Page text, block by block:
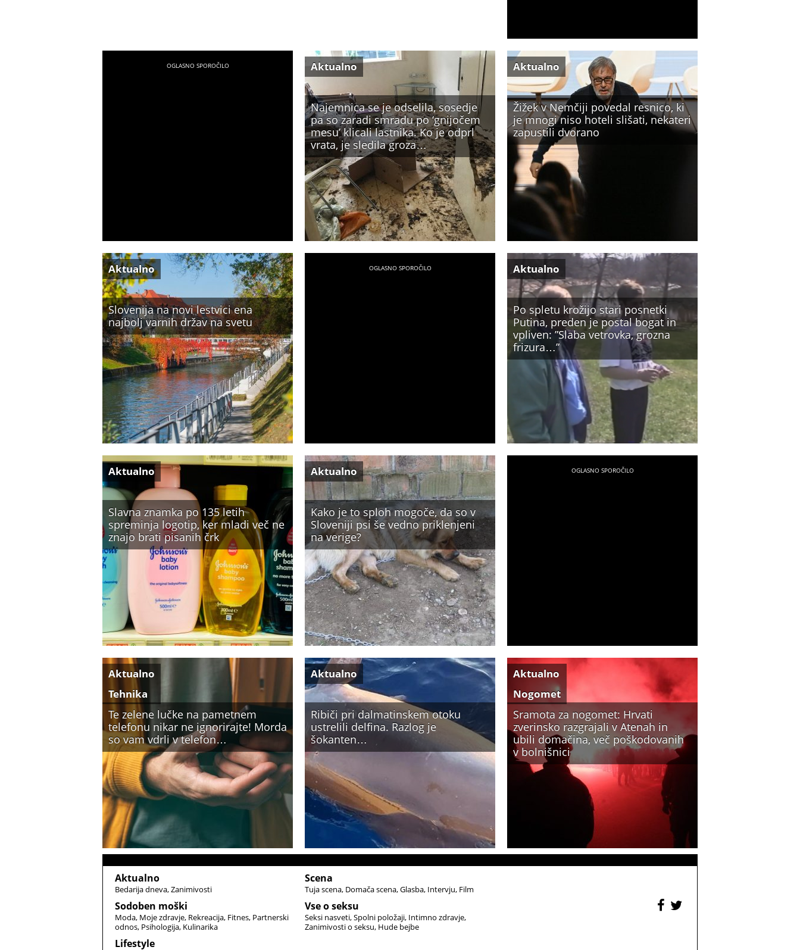
Najemnica se je odselila, sosedje
pa so zaradi smradu po ‘gnijočem
mesu’ klicali lastnika. Ko je odprl
vrata, je sledila groza…
Aktualno
Žižek v Nemčiji povedal resnico, ki
je mnogi niso hoteli slišati, nekateri
zapustili dvorano
Aktualno
Slovenija na novi lestvici ena
najbolj varnih držav na svetu
Aktualno
Po spletu krožijo stari posnetki
Putina, preden je postal bogat in
vpliven: ”Slaba vetrovka, grozna
frizura…”
Aktualno
Slavna znamka po 135 letih
spreminja logotip, ker mladi več ne
znajo brati pisanih črk
Aktualno
Kako je to sploh mogoče, da so v
Sloveniji psi še vedno priklenjeni
na verige?
Aktualno
Te zelene lučke na pametnem
telefonu nikar ne ignorirajte! Morda
so vam vdrli v telefon…
Aktualno
Tehnika
Ribiči pri dalmatinskem otoku
ustrelili delfina. Razlog je
šokanten…
Aktualno
Sramota za nogomet: Hrvati
zverinsko razgrajali v Atenah in
ubili domačina, več poškodovanih
v bolnišnici
Aktualno
Nogomet
Aktualno
Bedarija dneva Zanimivosti
Sodoben moški
Moda Moje zdravje Rekreacija Fitnes Partnerski
odnos Psihologija Kulinarika
Lifestyle
Scena
Tuja scena Domača scena Glasba Intervju Film
Vse o seksu
Seksi nasveti Spolni položaji Intimno zdravje
Zanimivosti o seksu Hude bejbe